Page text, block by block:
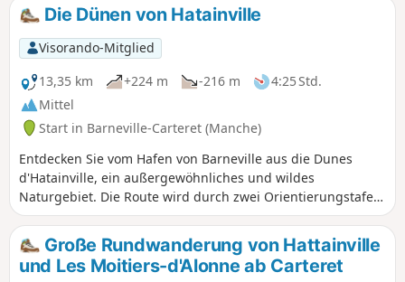
Die Dünen von Hatainville
Visorando-Mitglied
13,35 km
+224 m -216 m
4:25 Std.
Mittel
Start in Barneville-Carteret (Manche)
Entdecken Sie vom Hafen von Barneville aus die Dunes
d'Hatainville, ein außergewöhnliches und wildes
Naturgebiet. Die Route wird durch zwei Orientierungstafeln
auf Anhöhen ergänzt, die einen schönen Blick auf die Küste
bieten. Aktualisierung 2025: Siehe unter Praktische
InformationenGPS oder Visorando-App dringend
empfohlen!
Große Rundwanderung von Hattainville
und Les Moitiers-d'Alonne ab Carteret